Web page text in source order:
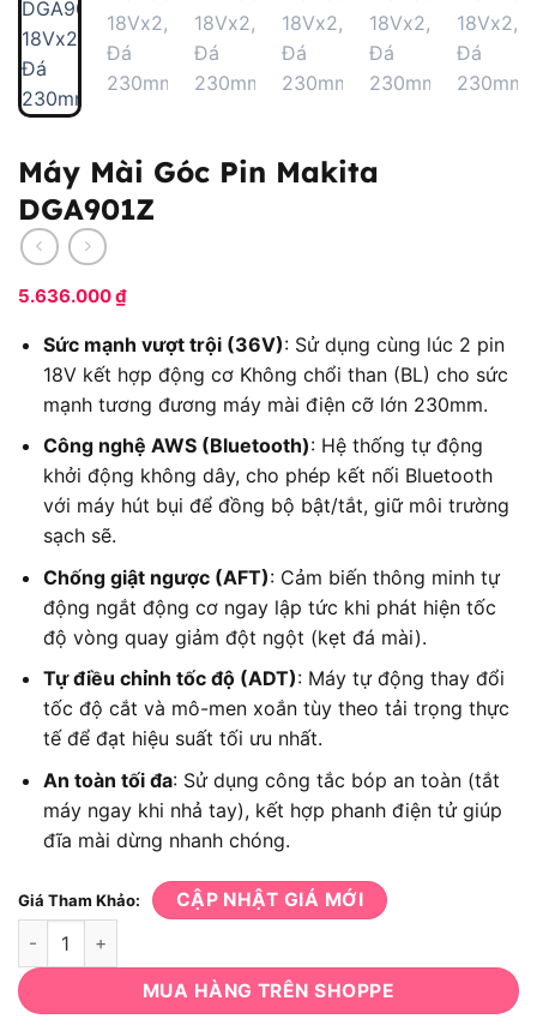
Máy Mài Góc Pin Makita
DGA901Z
5.636.000₫
Sức mạnh vượt trội (36V): Sử dụng cùng lúc 2 pin
18V kết hợp động cơ Không chổi than (BL) cho sức
mạnh tương đương máy mài điện cỡ lớn 230mm.
Công nghệ AWS (Bluetooth): Hệ thống tự động
khởi động không dây, cho phép kết nối Bluetooth
với máy hút bụi để đồng bộ bật/tắt, giữ môi trường
sạch sẽ.
Chống giật ngược (AFT): Cảm biến thông minh tự
động ngắt động cơ ngay lập tức khi phát hiện tốc
độ vòng quay giảm đột ngột (kẹt đá mài).
Tự điều chỉnh tốc độ (ADT): Máy tự động thay đổi
tốc độ cắt và mô-men xoắn tùy theo tải trọng thực
tế để đạt hiệu suất tối ưu nhất.
An toàn tối đa: Sử dụng công tắc bóp an toàn (tắt
máy ngay khi nhả tay), kết hợp phanh điện tử giúp
đĩa mài dừng nhanh chóng.
Giá Tham Khảo: CẬP NHẬT GIÁ MỚI
Máy Mài Góc Pin Makita DGA901Z số lượng
MUA HÀNG TRÊN SHOPPE